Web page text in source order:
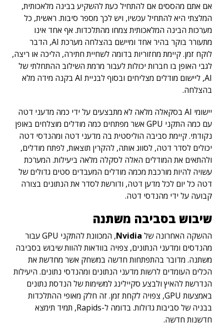
אם אתם מהססים אם להתחיל כעת להשקיע בבינה מלאכותית,
המלצתי היא להתחיל עכשיו, ויש לכך מספר סיבות. ראשית, כל
מערכות הבינה המלאכותית צמחו מהתלכדות. אף אחד אינו
מתעורר בוקר בהיר אחד ומיישם בהצלחה מערכת AI, הדבר
לוקח זמן. קיימת מחזוריות בדומה לשחיית חתירה, הליכה או ריצה,
לגבי האופן בו חברות יכולות לעבור מרמת השילוב ההתחלתי של
AI, ליישום מודלים מצליחים ובסוף לבניית AI בקנה מידה מלא
בהצלחה.
יישומי AI בסקאלה מלאה לא מתבצעים על ידי כמה מדעני דטה
עם כמה התקני GPU אשר מפתחים כמה מודלים מוצלחים באופן
נקודתי. קיימת סביבה הוליסטית בה מדעני דטה ומהנדסי דטה
יכולים לסדר דטה, לסווג אותה, להקרין תוצאות, לפתח מודלים,
ולהתאים את המודלים האלה לסקלה מלאה ביעילות. המערכת
עשויה להיות מורכבת מכמה מודלים המעבדים סטים גדולים של
דטה כל יום לכל מדען דטה, ודורשת לסדר את הנתונים בצורה
קבועה על ידי מהנדסי דטה.
שיבוש בסביבה משתנה
ההשקה האחרונה של Nvidia
, המכוונת להתקני GPU עבור
מהנדסים ומדעני הנתונים, צפויה בוודאות להוות שיבוש בסביבה
משתנה. מדובר בהתפתחות חדשה במשחק אשר מחדשת את
הכלים העומדים לרשות מדעני הנתונים ומהנדסי נתונים. היעילות
הנדרשת להאיץ ולבצע סקיילינג למשימות של הנדסת נתונים
באמצעות GPU, צפויה לקחת זמן. זה חלק מאופי ההתלכדות
בבניה של סביבות גדולות. בדומה ל-Rapids, תמיד תימצא
חדשנות חדשה.